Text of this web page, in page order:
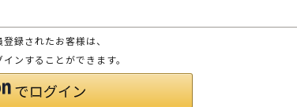
録されたお客様は、
ンすることができます。